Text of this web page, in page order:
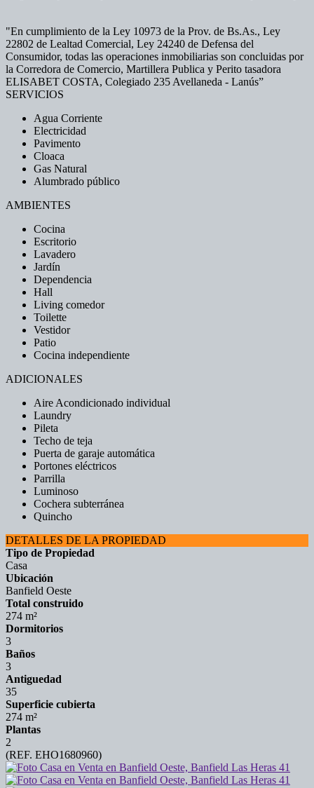
"En cumplimiento de la Ley 10973 de la Prov. de Bs.As., Ley
22802 de Lealtad Comercial, Ley 24240 de Defensa del
Consumidor, todas las operaciones inmobiliarias son concluidas por
la Corredora de Comercio, Martillera Publica y Perito tasadora
ELISABET COSTA, Colegiado 235 Avellaneda - Lanús”
SERVICIOS
Agua Corriente
Electricidad
Pavimento
Cloaca
Gas Natural
Alumbrado público
AMBIENTES
Cocina
Escritorio
Lavadero
Jardín
Dependencia
Hall
Living comedor
Toilette
Vestidor
Patio
Cocina independiente
ADICIONALES
Aire Acondicionado individual
Laundry
Pileta
Techo de teja
Puerta de garaje automática
Portones eléctricos
Parrilla
Luminoso
Cochera subterránea
Quincho
DETALLES DE LA PROPIEDAD
Tipo de Propiedad
Casa
Ubicación
Banfield Oeste
Total construido
274 m²
Dormitorios
3
Baños
3
Antiguedad
35
Superficie cubierta
274 m²
Plantas
2
(REF. EHO1680960)